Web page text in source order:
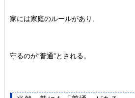
家には家庭のルールがあり、
守るのが“普通”とされる。